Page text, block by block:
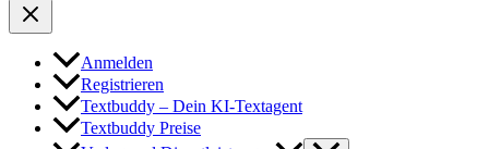
Anmelden
Registrieren
Textbuddy – Dein KI-Textagent
Textbuddy Preise